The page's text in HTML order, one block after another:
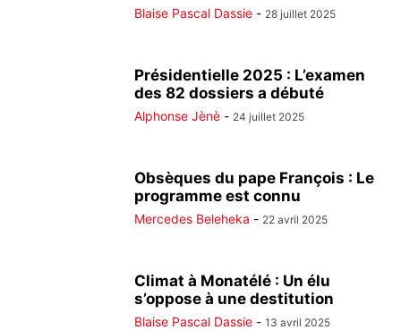
Blaise Pascal Dassie - 28 juillet 2025
Présidentielle 2025 : L’examen
des 82 dossiers a débuté
Alphonse Jènè - 24 juillet 2025
Obsèques du pape François : Le
programme est connu
Mercedes Beleheka - 22 avril 2025
Climat à Monatélé : Un élu
s’oppose à une destitution
Blaise Pascal Dassie - 13 avril 2025